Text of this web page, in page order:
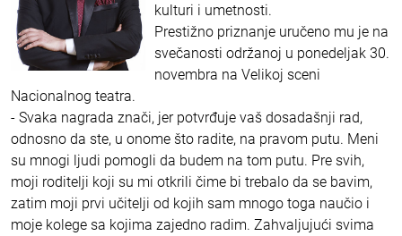
kulturi i umetnosti.
Prestižno priznanje uručeno mu je na
svečanosti održanoj u ponedeljak 30.
novembra na Velikoj sceni
Nacionalnog teatra.
- Svaka nagrada znači, jer potvrđuje vaš dosadašnji rad,
odnosno da ste, u onome što radite, na pravom putu. Meni
su mnogi ljudi pomogli da budem na tom putu. Pre svih,
moji roditelji koji su mi otkrili čime bi trebalo da se bavim,
zatim moji prvi učitelji od kojih sam mnogo toga naučio i
moje kolege sa kojima zajedno radim. Zahvaljujući svima